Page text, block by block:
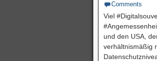
Comments
Viel
und den USA,
verhältnismäßig